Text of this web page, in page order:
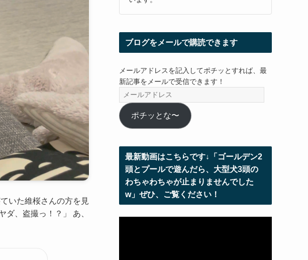
いた維桜さんの方を見
、盗撮っ！？」 あ、
ブログをメールで購読できます
メールアドレスを記入してポチッとすれば、最
新記事をメールで受信できます！
ー
ル
ア
レ
ス
ポチッとな〜
最新動画はこちらです↓「ゴールデン2
頭とプールで遊んだら、大型犬3頭の
わちゃわちゃが止まりませんでした
w」ぜひ、ご覧ください！